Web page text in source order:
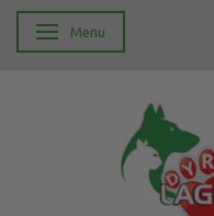
Skifte navigation
Menu